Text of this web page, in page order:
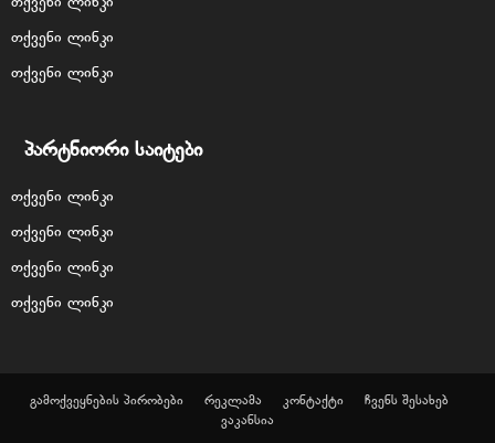
თქვენი ლინკი
თქვენი ლინკი
პარტნიორი საიტები
თქვენი ლინკი
თქვენი ლინკი
თქვენი ლინკი
თქვენი ლინკი
გამოქვეყნების პირობები რეკლამა კონტაქტი
ჩვენს შესახებ
ვაკანსია